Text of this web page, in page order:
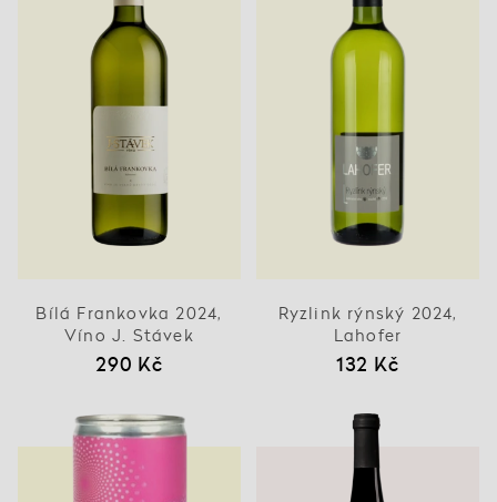
Bílá Frankovka 2024,
Víno J. Stávek
290 Kč
Ryzlink rýnský 2024,
Lahofer
132 Kč